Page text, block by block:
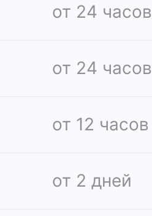
от 24 часов
от 24 часов
от 12 часов
от 2 дней